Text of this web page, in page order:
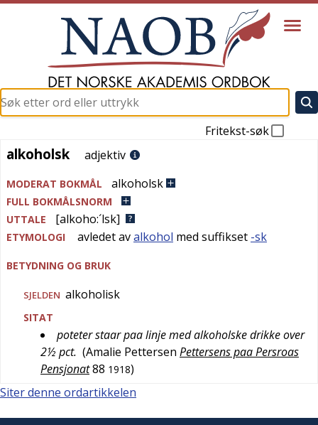
Fritekst-søk
alkoholsk
alkoholsk adjektiv
MODERAT BOKMÅL alkoholsk
FULL BOKMÅLSNORM
UTTALE
[alkoho:´lsk]
ETYMOLOGI avledet avalkohol med suffikset -sk
BETYDNING OG BRUK
SJELDEN alkoholisk
SITAT
poteter staar paa linje med alkoholske drikke over
2½ pct. (Amalie Pettersen Pettersens paa Persroas
Pensjonat88 1918)
Siter denne ordartikkelen